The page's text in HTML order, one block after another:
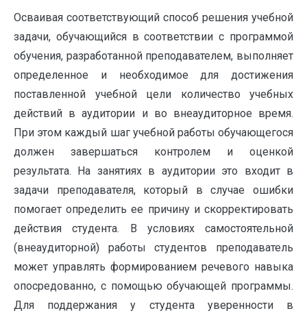
Осваивая соответствующий способ решения учебной
задачи, обучающийся в соответствии с программой
обучения, разработанной преподавателем, выполняет
определенное и необходимое для достижения
поставленной учебной цели количество учебных
действий в аудитории и во внеаудиторное время.
При этом каждый шаг учебной работы обучающегося
должен завершаться контролем и оценкой
результата. На занятиях в аудитории это входит в
задачи преподавателя, который в случае ошибки
помогает определить ее причину и скорректировать
действия студента. В условиях самостоятельной
(внеаудиторной) работы студентов преподаватель
может управлять формированием речевого навыка
опосредованно, с помощью обучающей программы.
Для поддержания у студента уверенности в